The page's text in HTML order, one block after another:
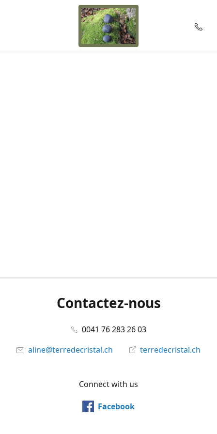
Contactez-nous
0041 76 283 26 03
aline@terredecristal.ch
terredecristal.ch
Connect with us
Facebook